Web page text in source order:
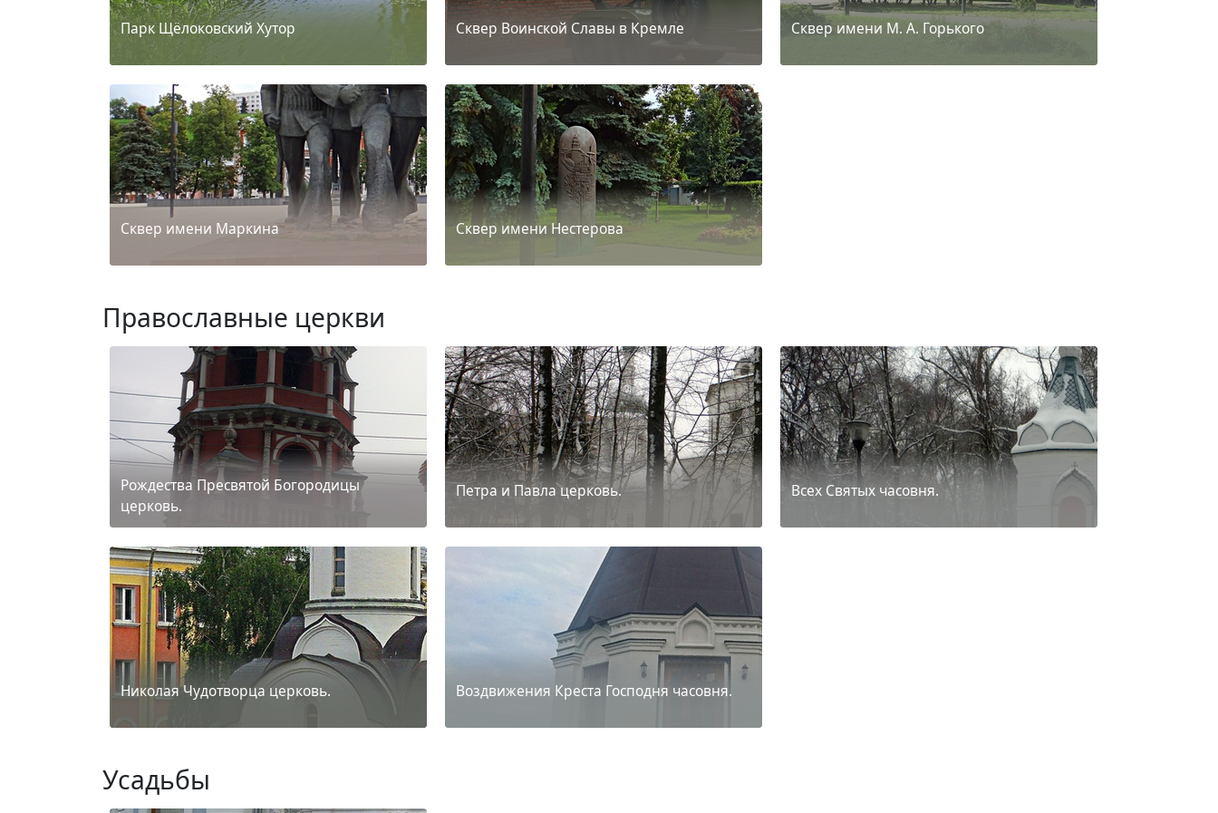
Парк Щёлоковский Хутор Сквер Воинской Славы в Кремле Сквер имени М. А. Горького
Сквер имени Маркина Сквер имени Нестерова
Православные церкви
Рождества Пресвятой Богородицы
церковь.
Петра и Павла церковь. Всех Святых часовня.
Николая Чудотворца церковь. Воздвижения Креста Господня часовня.
Усадьбы